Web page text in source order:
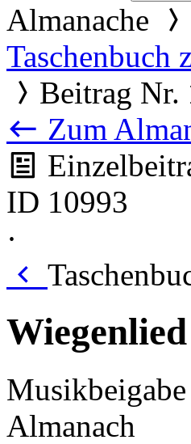
Almanache
Taschenbuch
Beitrag Nr.
Zum
ID 10993
·
Wiegenlied
Musikbeigabe
Almanach